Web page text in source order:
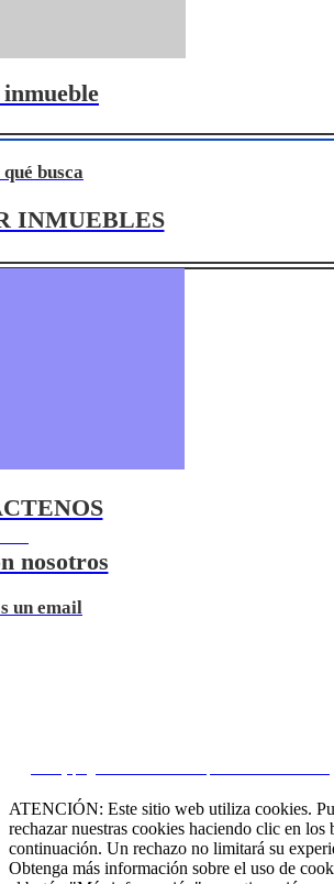
busca
INMUEBLES
nosotros
un email
ATENCIÓN: Este sitio web utiliza cookies.
rechazar nuestras cookies haciendo clic en los
continuación. Un rechazo no limitará su
Obtenga más información sobre el uso de